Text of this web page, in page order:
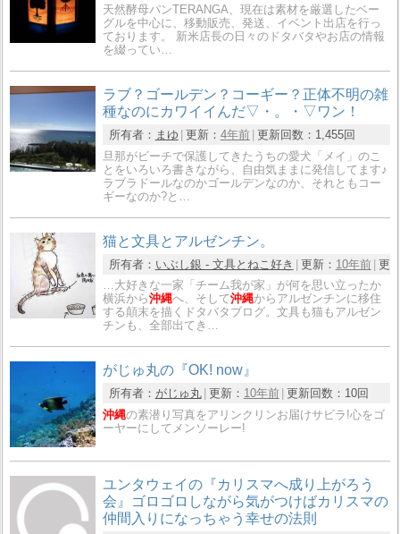
天然酵母パンTERANGA、現在は素材を厳選したベー
グルを中心に、移動販売、発送、イベント出店を行っ
ております。 新米店長の日々のドタバタやお店の情報
を綴ってい…
ラブ？ゴールデン？️コーギー？️正体不明の雑
種なのにカワイイんだ▽・。・▽ワン！
所有者： まゆ 更新： 4年前 更新回数： 1,455回
旦那がビーチで保護してきたうちの愛犬「メイ」のこ
とをいろいろ書きながら、自由気ままに発信してます♪
ラブラドールなのかゴールデンなのか、それともコー
ギーなのか?と…
猫と文具とアルゼンチン。
所有者： いぶし銀 - 文具とねこ好き 更新： 10年前 更
…大好きな一家「チーム我が家」が何を思い立ったか
横浜から沖縄へ、そして沖縄からアルゼンチンに移住
する顛末を描くドタバタブログ。文具も猫もアルゼン
チンも、全部出てき…
がじゅ丸の『OK! now』
所有者： がじゅ丸 更新： 10年前 更新回数： 10回
沖縄の素潜り写真をアリンクリンお届けサビラ!心をゴ
ーヤーにしてメンソーレー!
ユンタウェイの『カリスマへ成り上がろう
会』ゴロゴロしながら気がつけばカリスマの
仲間入りになっちゃう幸せの法則